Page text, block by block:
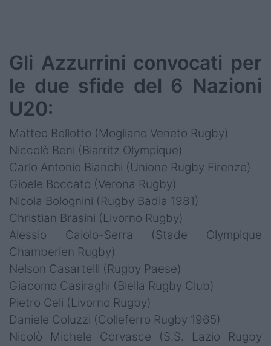
Gli Azzurrini convocati per
le due sfide del 6 Nazioni
U20:
Matteo Bellotto (Mogliano Veneto Rugby)
Niccolò Beni (Biarritz Olympique)
Carlo Antonio Bianchi (Unione Rugby Firenze)
Gioele Boccato (Verona Rugby)
Nicola Bolognini (Rugby Badia 1981)
Christian Brasini (Livorno Rugby)
Alessio Caiolo-Serra (Stade Olympique
Chamberien Rugby)
Nelson Casartelli (Rugby Paese)
Giacomo Casiraghi (Biella Rugby Club)
Pietro Celi (Livorno Rugby)
Daniele Coluzzi (Colleferro Rugby 1965)
Nicolò Michele Corvasce (S.S. Lazio Rugby